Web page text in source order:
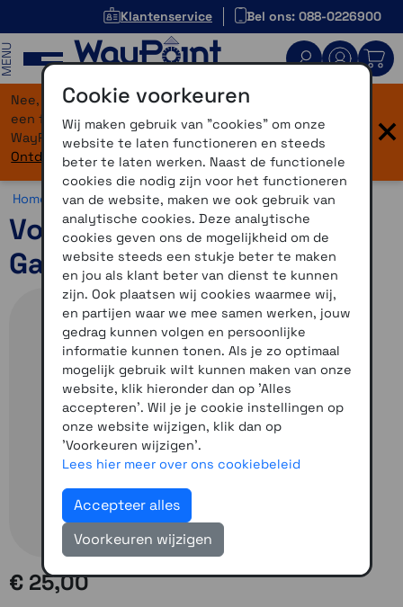
Klantenservice Bel ons: 088-0226900
Nee, je bent niet verdwaald! Onze website heeft
een flinke upgrade gekregen. Dezelfde vertrouwde
WayPoint-service, maar dan in een modern jasje.
Ontdek hier wat er allemaal nieuw is.
×
Home >Accessoires >Automotive accessoires >Overig
Voertuigvoedingskabel
Garmin Tread en Tread XL
€ 25,00
Cookie voorkeuren
Wij maken gebruik van "cookies" om onze
website te laten functioneren en steeds
beter te laten werken. Naast de functionele
cookies die nodig zijn voor het functioneren
van de website, maken we ook gebruik van
analytische cookies. Deze analytische
cookies geven ons de mogelijkheid om de
website steeds een stukje beter te maken
en jou als klant beter van dienst te kunnen
zijn. Ook plaatsen wij cookies waarmee wij,
en partijen waar we mee samen werken, jouw
gedrag kunnen volgen en persoonlijke
informatie kunnen tonen. Als je zo optimaal
mogelijk gebruik wilt kunnen maken van onze
website, klik hieronder dan op 'Alles
accepteren'. Wil je je cookie instellingen op
onze website wijzigen, klik dan op
'Voorkeuren wijzigen'.
Lees hier meer over ons cookiebeleid
Accepteer alles
Voorkeuren wijzigen